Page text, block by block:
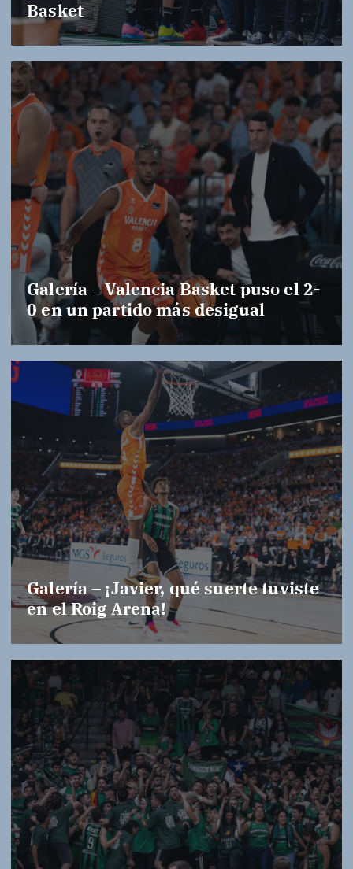
Basket
Galería – Valencia Basket puso el 2-
0 en un partido más desigual
Galería – ¡Javier, qué suerte tuviste
en el Roig Arena!